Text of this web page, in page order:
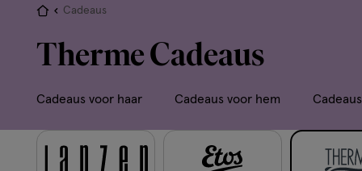
de
ga
naar
Je
hier:
Cadeaus
Therme Cadeaus
Cadeaus voor haar Cadeaus voor hem